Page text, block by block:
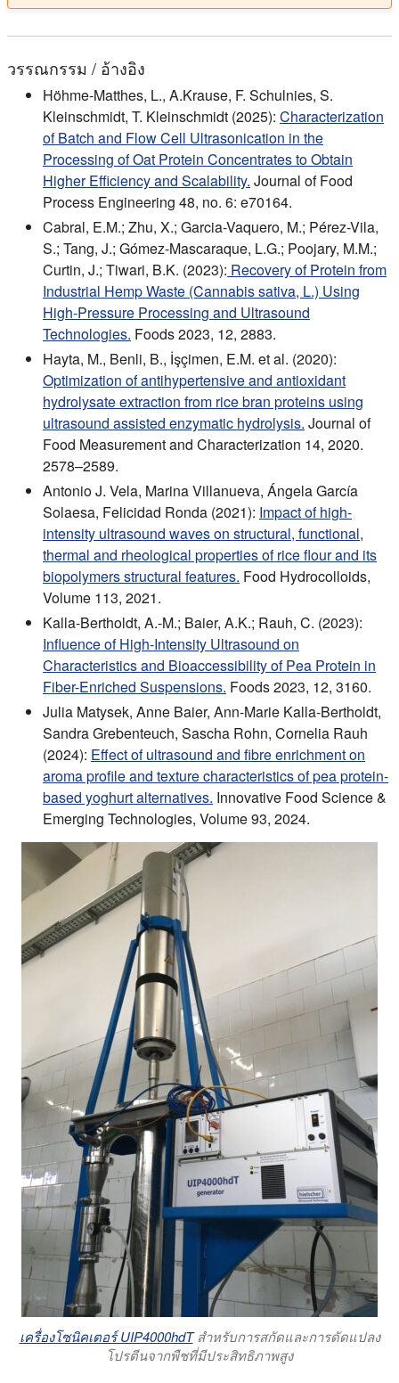
วรรณกรรม / อ้างอิง
Höhme-Matthes, L., A.Krause, F. Schulnies, S.
Kleinschmidt, T. Kleinschmidt (2025): Characterization
of Batch and Flow Cell Ultrasonication in the
Processing of Oat Protein Concentrates to Obtain
Higher Efficiency and Scalability. Journal of Food
Process Engineering 48, no. 6: e70164.
Cabral, E.M.; Zhu, X.; Garcia-Vaquero, M.; Pérez-Vila,
S.; Tang, J.; Gómez-Mascaraque, L.G.; Poojary, M.M.;
Curtin, J.; Tiwari, B.K. (2023): Recovery of Protein from
Industrial Hemp Waste (Cannabis sativa, L.) Using
High-Pressure Processing and Ultrasound
Technologies. Foods 2023, 12, 2883.
Hayta, M., Benli, B., İşçimen, E.M. et al. (2020):
Optimization of antihypertensive and antioxidant
hydrolysate extraction from rice bran proteins using
ultrasound assisted enzymatic hydrolysis. Journal of
Food Measurement and Characterization 14, 2020.
2578–2589.
Antonio J. Vela, Marina Villanueva, Ángela García
Solaesa, Felicidad Ronda (2021): Impact of high-
intensity ultrasound waves on structural, functional,
thermal and rheological properties of rice flour and its
biopolymers structural features. Food Hydrocolloids,
Volume 113, 2021.
Kalla-Bertholdt, A.-M.; Baier, A.K.; Rauh, C. (2023):
Influence of High-Intensity Ultrasound on
Characteristics and Bioaccessibility of Pea Protein in
Fiber-Enriched Suspensions. Foods 2023, 12, 3160.
Julia Matysek, Anne Baier, Ann-Marie Kalla-Bertholdt,
Sandra Grebenteuch, Sascha Rohn, Cornelia Rauh
(2024): Effect of ultrasound and fibre enrichment on
aroma profile and texture characteristics of pea protein-
based yoghurt alternatives. Innovative Food Science &
Emerging Technologies, Volume 93, 2024.
เครื่องโซนิคเตอร์ UIP4000hdTสำหรับการสกัดและการดัดแปลง
โปรตีนจากพืชที่มีประสิทธิภาพสูง